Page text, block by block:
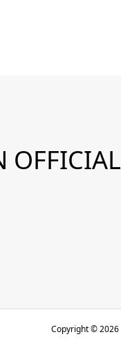
OFFICIAL
Copyright ©2026